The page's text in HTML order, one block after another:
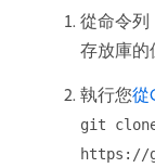
從命令列
存放庫的
執行您從
git
https://